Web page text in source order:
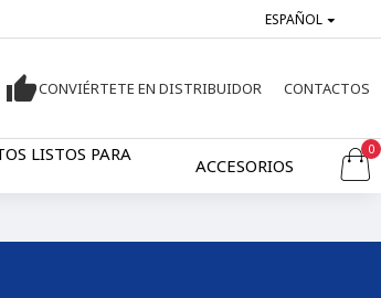
ESPAÑOL
CONVIÉRTETE EN DISTRIBUIDOR CONTACTOS
LISTOS PARA
ACCESORIOS
0